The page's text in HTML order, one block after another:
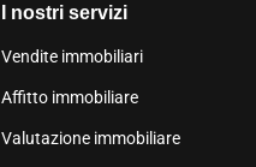
I nostri servizi
Vendite immobiliari
Affitto immobiliare
Valutazione immobiliare